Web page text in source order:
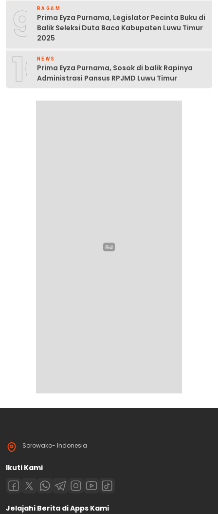
9 RAGAM
Prima Eyza Purnama, Legislator Pecinta Buku di
Balik Seleksi Duta Baca Kabupaten Luwu Timur
2025
10NEWS
Prima Eyza Purnama, Sosok di balik Rapinya
Administrasi Pansus RPJMD Luwu Timur
Sorowako- Indonesia
Ikuti Kami
Jelajahi Berita di Apps Kami